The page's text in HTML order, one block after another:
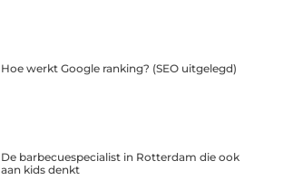
Hoe werkt Google ranking? (SEO uitgelegd)
De barbecuespecialist in Rotterdam die ook
aan kids denkt